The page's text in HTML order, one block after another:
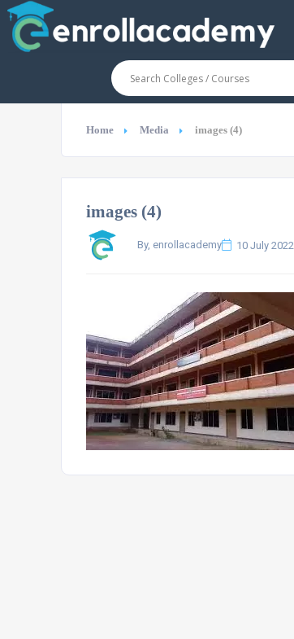
Home Media images (4)
images (4)
By, enrollacademy 10 July 2022